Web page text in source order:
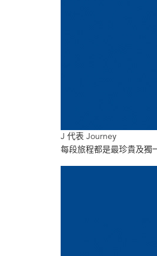
J 代表 Journey
每段旅程都是最珍貴及獨